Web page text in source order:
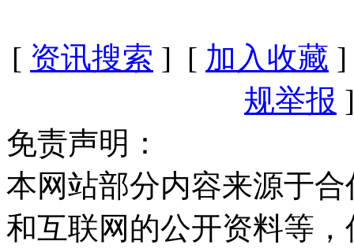
[ 资讯搜索 ] [ 加入收藏
规举报
免责声明：
本网站部分内容来源于
和互联网的公开资料等